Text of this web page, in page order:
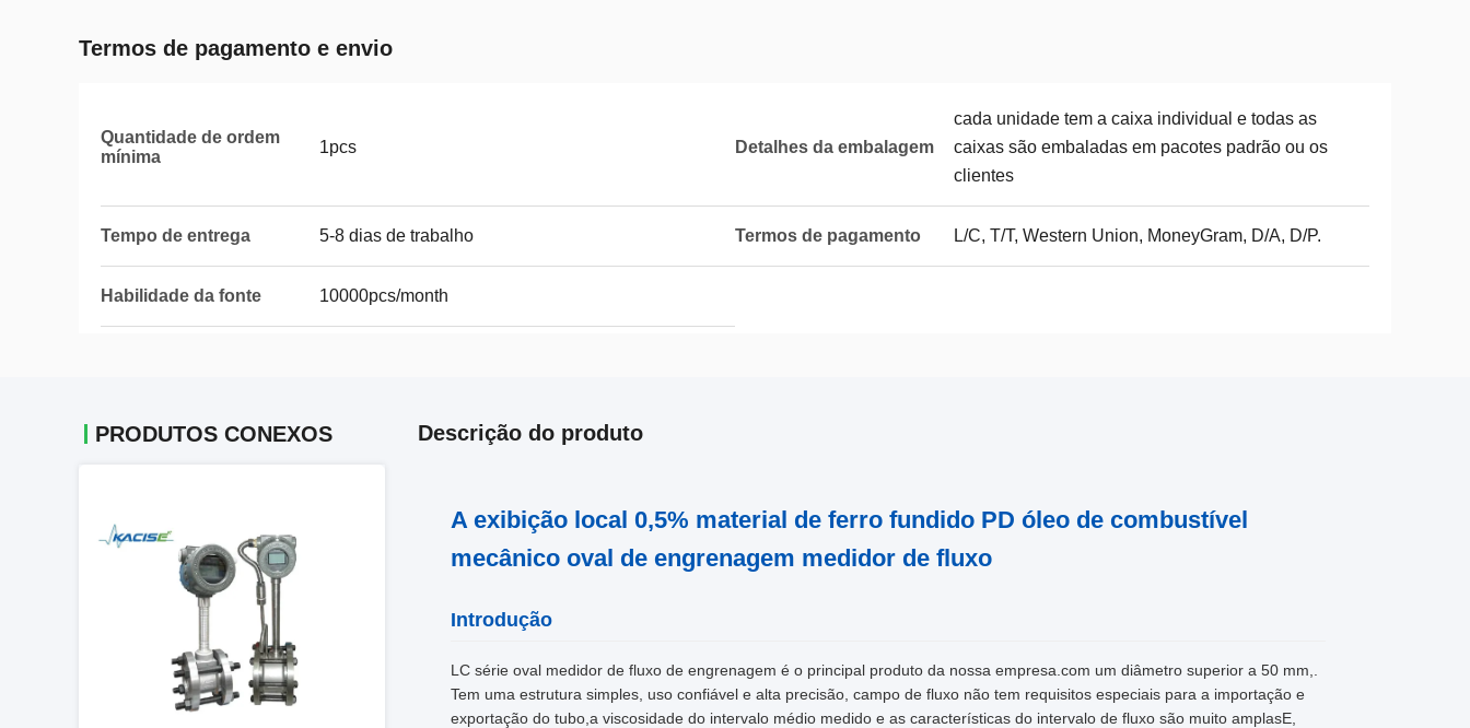
Termos de pagamento e envio
Quantidade de ordem
mínima
1pcs Detalhes da embalagem
cada unidade tem a caixa individual e todas as
caixas são embaladas em pacotes padrão ou os
clientes
Tempo de entrega 5-8 dias de trabalho Termos de pagamento L/C, T/T, Western Union, MoneyGram, D/A, D/P.
Habilidade da fonte 10000pcs/month
PRODUTOS CONEXOS Descrição do produto
A exibição local 0,5% material de ferro fundido PD óleo de combustível
mecânico oval de engrenagem medidor de fluxo
Introdução
LC série oval medidor de fluxo de engrenagem é o principal produto da nossa empresa.com um diâmetro superior a 50 mm,.
Tem uma estrutura simples, uso confiável e alta precisão, campo de fluxo não tem requisitos especiais para a importação e
exportação do tubo,a viscosidade do intervalo médio medido e as características do intervalo de fluxo são muito amplasE,